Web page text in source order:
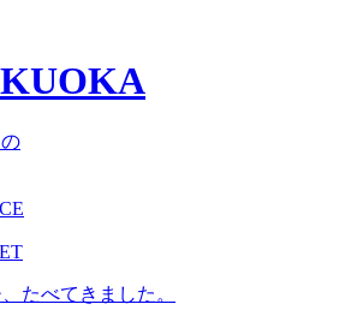
たべてきました。